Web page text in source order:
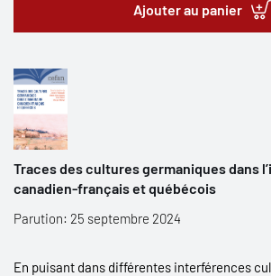
Ajouter au panier
Traces des cultures germaniques dans
canadien-français et québécois
Parution: 25 septembre 2024
En puisant dans différentes interférences